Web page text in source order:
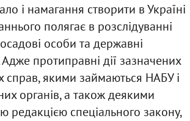
і намагання створити в Україні
полягає в розслідуванні
особи та державні
протиправні дії зазначених
справ, якими займаються НАБУ і
органів, а також деякими
спеціального закону,